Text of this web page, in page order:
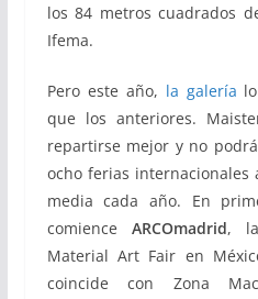
los 84 metros cuadrados
Ifema.
Pero este año, la galería
que los anteriores.
repartirse mejor y no
ocho ferias
media cada año. En
comience ARCOmadrid,
Material Art Fair en
coincide con Zona